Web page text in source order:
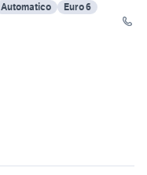
Automatico
Euro 6